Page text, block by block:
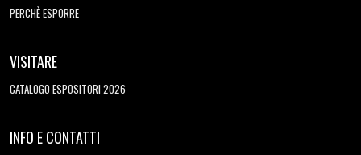
PERCHÈ ESPORRE
VISITARE
CATALOGO ESPOSITORI 2026
INFO E CONTATTI